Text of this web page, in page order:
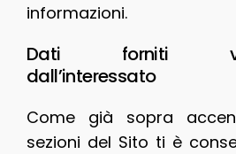
informazioni.
Dati forniti
dall’interessato
Come già sopra
sezioni del Sito ti è